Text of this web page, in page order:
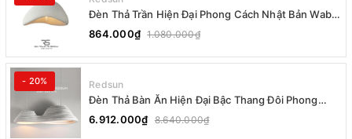
Đèn Thả Trần Hiện Đại Phong Cách Nhật Bản Wabi-
sabi CDT-T036 Dáng A
864.000₫ 1.080.000₫
- 20% Redsun
Đèn Thả Bàn Ăn Hiện Đại Bậc Thang Đôi Phong
Cách Nhật Bản Wabi-sabi DC-T078A
6.912.000₫ 8.640.000₫